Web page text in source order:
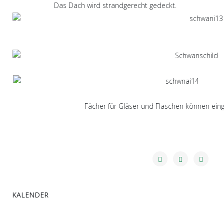
Das Dach wird strandgerecht gedeckt.
Fächer für Gläser und Flaschen können
KALENDER